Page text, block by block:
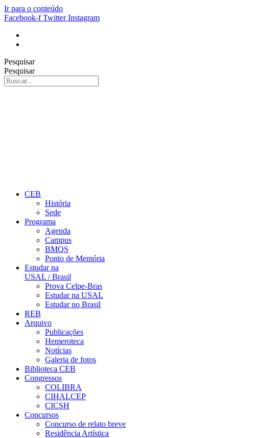
Ir para o conteúdo
Facebook-f Twitter Instagram
Pesquisar
Pesquisar
CEB
História
Sede
Programa
Agenda
Campus
BMQS
Ponto de Memória
Estudar na
USAL / Brasil
Prova Celpe-Bras
Estudar na USAL
Estudar no Brasil
REB
Arquivo
Publicações
Hemeroteca
Notícias
Galeria de fotos
Biblioteca CEB
Congressos
COLIBRA
CIHALCEP
CICSH
Concursos
Concurso de relato breve
Residência Artística